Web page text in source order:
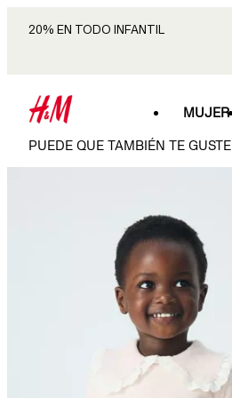
20% EN TODO INFANTIL
MUJER
PUEDE QUE TAMBIÉN TE GUSTE